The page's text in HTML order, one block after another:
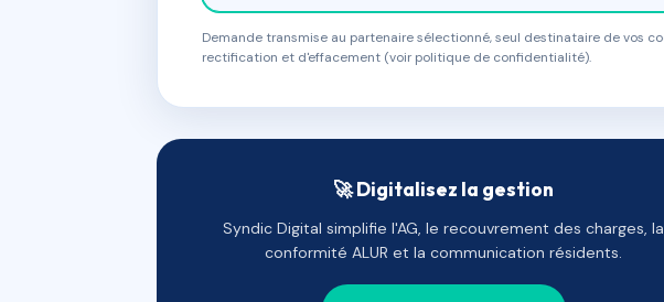
Demande transmise au partenaire sélectionné, seul destinataire de vos
rectification et d'effacement (voir politique de confidentialité).
🚀 Digitalisez la gestion
Syndic Digital simplifie l'AG, le recouvrement des charges, la
conformité ALUR et la communication résidents.